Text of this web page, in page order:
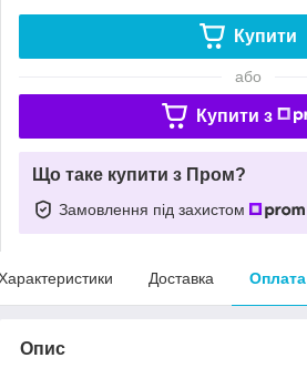
Купити
або
Купити з
Що таке купити з Пром?
Замовлення під захистом
Доставка Оплата
Опис